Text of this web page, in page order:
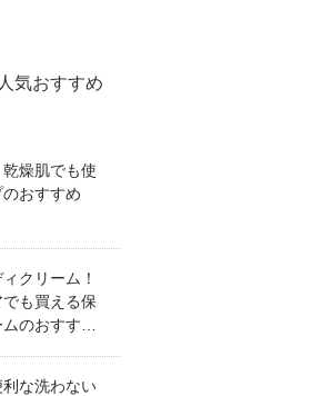
気おすすめ
燥肌でも使
おすすめ
クリーム！
でも買える保
のおすすめ
な洗わない